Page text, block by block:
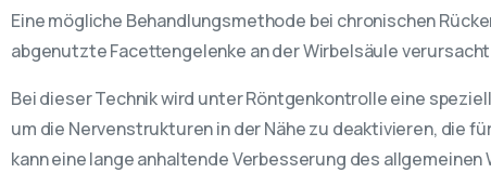
Eine mögliche Behandlungsmethode bei chronischen
abgenutzte Facettengelenke an der Wirbelsäule
Bei dieser Technik wird unter Röntgenkontrolle eine
um die Nervenstrukturen in der Nähe zu deaktivieren, die
kann eine lange anhaltende Verbesserung des